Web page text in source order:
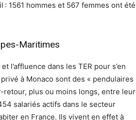
1561 hommes et 567 femmes ont été
Maritimes
l’affluence dans les TER pour s’en
à Monaco sont des « pendulaires
retour, plus ou moins longs, entre leur
salariés actifs dans le secteur
en France. Ils vivent en effet à